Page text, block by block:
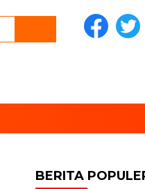
BERITA